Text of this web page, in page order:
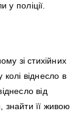
поліції.
зі стихійних
віднесло в
від
знайти її живою